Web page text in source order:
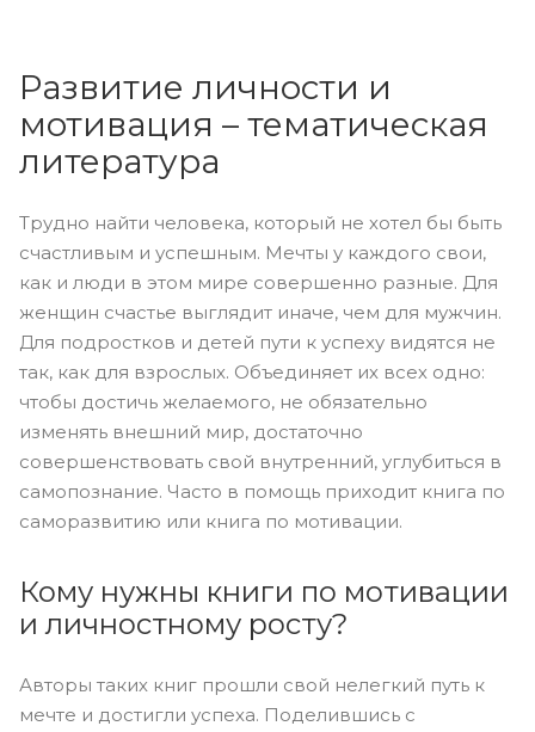
Развитие личности и
мотивация – тематическая
литература
Трудно найти человека, который не хотел бы быть
счастливым и успешным. Мечты у каждого свои,
как и люди в этом мире совершенно разные. Для
женщин счастье выглядит иначе, чем для мужчин.
Для подростков и детей пути к успеху видятся не
так, как для взрослых. Объединяет их всех одно:
чтобы достичь желаемого, не обязательно
изменять внешний мир, достаточно
совершенствовать свой внутренний, углубиться в
самопознание. Часто в помощь приходит книга по
саморазвитию или книга по мотивации.
Кому нужны книги по мотивации
и личностному росту?
Авторы таких книг прошли свой нелегкий путь к
мечте и достигли успеха. Поделившись с